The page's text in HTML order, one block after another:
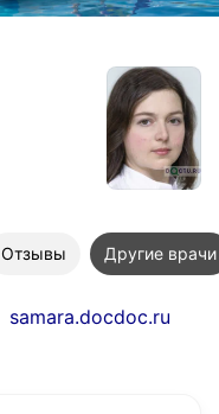
Отзывы Другие врачи
samara.docdoc.ru